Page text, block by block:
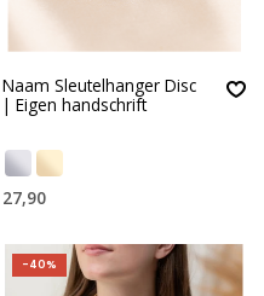
Naam Sleutelhanger Disc
| Eigen handschrift
27,90
-40%